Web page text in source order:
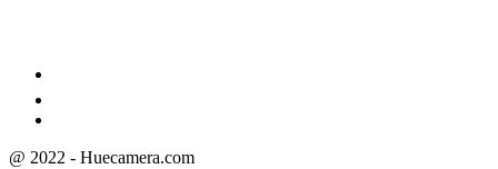
@ 2022 - Huecamera.com